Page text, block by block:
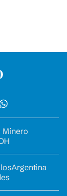
Minero
Argentina